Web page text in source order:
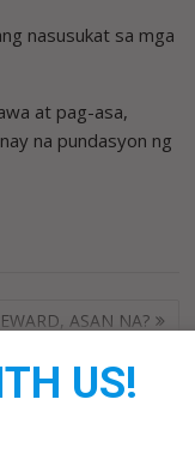
nasusukat sa mga
at pag-asa,
na pundasyon ng
ASAN NA?
US!